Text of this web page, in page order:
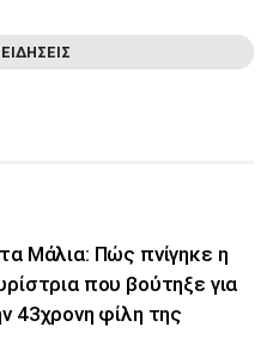
Μάλια: Πώς πνίγηκε η
που βούτηξε για
43χρονη φίλη της